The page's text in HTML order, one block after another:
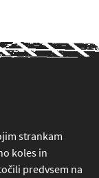
strankam
koles in
predvsem na